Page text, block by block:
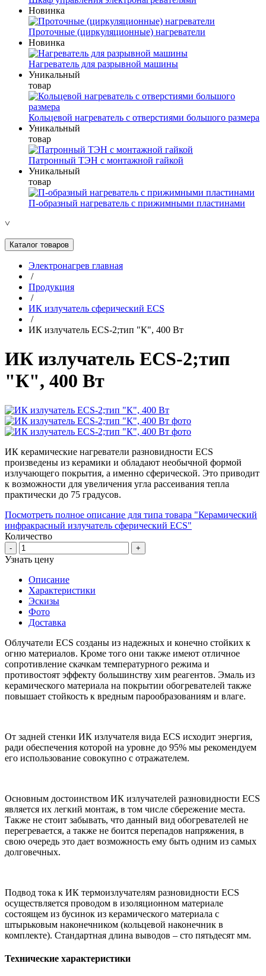
Новинка
Проточные (циркуляционные) нагреватели
Новинка
Нагреватель для разрывной машины
Уникальный
товар
Кольцевой нагреватель с отверстиями большого размера
Уникальный
товар
Патронный ТЭН с монтажной гайкой
Уникальный
товар
П-образный нагреватель с прижимными пластинами
˅
Каталог товаров
Электронагрев главная
/
Продукция
/
ИК излучатель сферический ECS
/
ИК излучатель ECS-2;тип "К", 400 Вт
ИК излучатель ECS-2;тип
"К", 400 Вт
ИК керамические нагреватели разновидности ECS
произведены из керамики и обладают необычной формой
излучающего покрытия, а именно сферической. Это приводит
к возможности для увеличения угла рассеивания тепла
практически до 75 градусов.
Посмотреть полное описание для типа товара "Керамический
инфракрасный излучатель сферический ECS"
Количество
- +
Узнать цену
Описание
Характеристики
Эскизы
Фото
Доставка
Облучатели ECS созданы из надежных и конечно стойких к
огню материалов. Кроме того они также имеют отличное
сопротивление скачкам температурного режима и
противостоят эффекту большинству хим реагентов. Эмаль из
керамического материала на покрытии обогревателей также
повышает стойкость к вредным парообразованиям и влаге.
От задней стенки ИК излучателя вида ECS исходит энергия,
ради обеспечения которой на уровне до 95% мы рекомендуем
его использование совокупно с отражателем.
Основным достоинством ИК излучателей разновидности ECS
является их легкий монтаж, в том числе сбережение места.
Также не стоит забывать, что данный вид обогревателей не
перегревается, а также не боится перепадов напряжения, в
свою очередь это дает возможность ему быть одним из самых
долговечных.
Подвод тока к ИК термоизлучателям разновидности ECS
осуществляется проводом в изоляционном материале
состоящем из бусинок из керамического материала с
штырьковым наконечником (кольцевой наконечник в
комплекте). Стандартная длина выводов – сто пятьдесят мм.
Технические характеристики